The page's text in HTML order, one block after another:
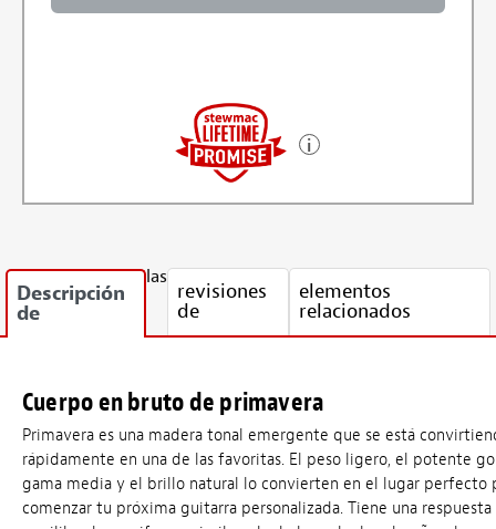
Descripción
de
las
revisiones
de
elementos
relacionados
Cuerpo en bruto de primavera
Primavera es una madera tonal emergente que se está
rápidamente en una de las favoritas. El peso ligero, el potente
gama media y el brillo natural lo convierten en el lugar perfecto
comenzar tu próxima guitarra personalizada. Tiene una